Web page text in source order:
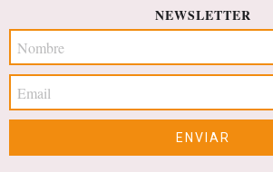
NEWSLETTER